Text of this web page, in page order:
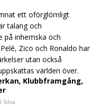
ett oförglömligt
talang och
på inhemska och
Zico och Ronaldo har
utan också
världen över.
Klubbframgång,
Silva